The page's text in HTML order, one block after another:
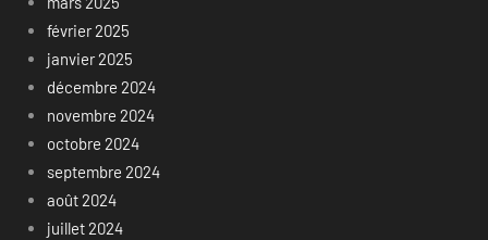
février 2025
janvier 2025
décembre 2024
novembre 2024
octobre 2024
septembre 2024
août 2024
juillet 2024